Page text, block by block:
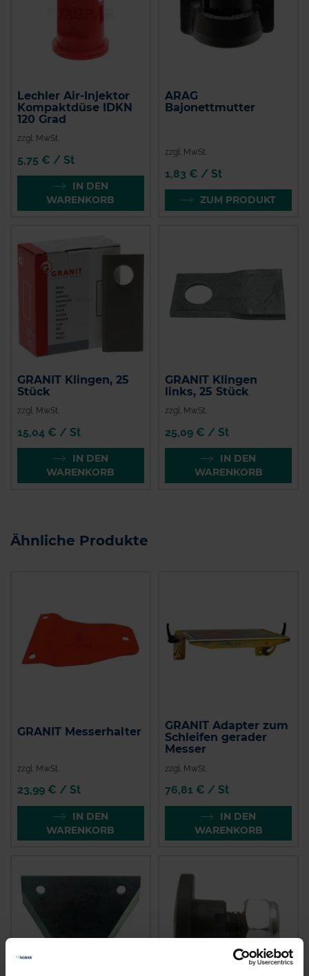
Lechler Air-Injektor
Kompaktdüse IDKN
120 Grad
zzgl. MwSt.
5,75 € / St
IN DEN
WARENKORB
ARAG
Bajonettmutter
zzgl. MwSt.
1,83 € / St
ZUM PRODUKT
GRANIT Klingen, 25
Stück
zzgl. MwSt.
15,04 € / St
IN DEN
WARENKORB
GRANIT Klingen
links, 25 Stück
zzgl. MwSt.
25,09 € / St
IN DEN
WARENKORB
Ähnliche Produkte
GRANIT Messerhalter
zzgl. MwSt.
23,99 € / St
IN DEN
WARENKORB
GRANIT Adapter zum
Schleifen gerader
Messer
zzgl. MwSt.
76,81 € / St
IN DEN
WARENKORB